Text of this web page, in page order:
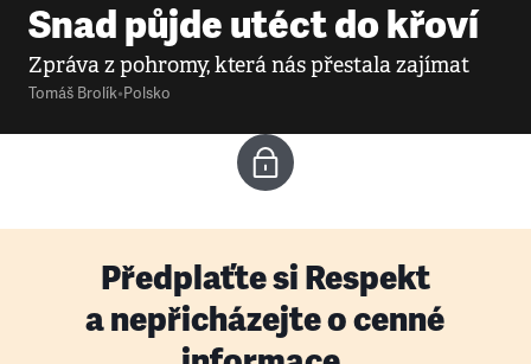
Snad půjde utéct do křoví
Zpráva z pohromy, která nás přestala zajímat
Tomáš Brolík•Polsko
Předplaťte si Respekt
a nepřicházejte o cenné